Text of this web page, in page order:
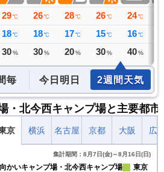
29 ℃
18 ℃
30 %
26 ℃
18 ℃
30 %
28 ℃
17 ℃
20 %
26 ℃
15 ℃
30 %
24 ℃
16 ℃
40 %
毎 今日明日 2週間天気
・北今西キャンプ場と主要都市
京 横浜 名古屋 京都 大阪 広
集計期間：8月7日(金)～8月16日(日)
かいキャンプ場・北今西キャンプ場 東京